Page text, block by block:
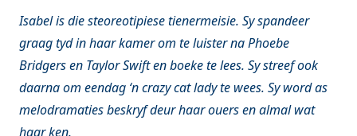
Isabel is die steoreotipiese tienermeisie. Sy spandeer
graag tyd in haar kamer om te luister na Phoebe
Bridgers en Taylor Swift en boeke te lees. Sy streef ook
daarna om eendag ‘n crazy cat lady te wees. Sy word as
melodramaties beskryf deur haar ouers en almal wat
haar ken.